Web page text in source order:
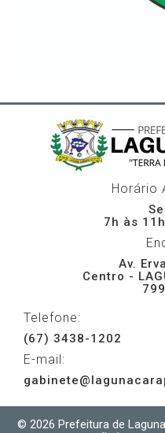
Horário
7h às
Av.
Centro -
Telefone:
(67) 3438-1202
E-mail:
© 2026 Prefeitura de